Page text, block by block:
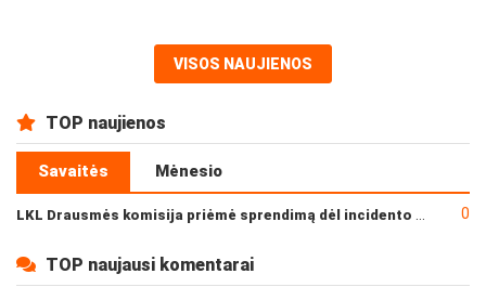
VISOS NAUJIENOS
TOP naujienos
Savaitės Mėnesio
0
TOP naujausi komentarai